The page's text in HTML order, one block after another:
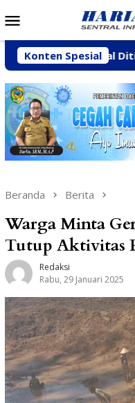
ke
Mobile
Konten Spesial
Bakal Ditindak Tegas
Beranda Berita
Warga Minta
Tutup Aktivitas
Redaksi
Rabu, 29 Januari 2025